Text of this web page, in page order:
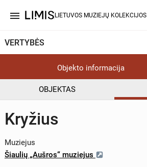
menu LIETUVOS MUZIEJŲ KOLEKCIJOS
VERTYBĖS
Objekto informacija
OBJEKTAS
Kryžius
Muziejus
Šiaulių „Aušros“ muziejus